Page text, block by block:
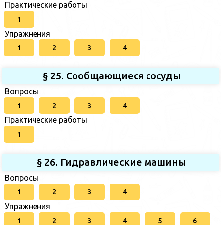
Практические работы
1
Упражнения
1 2 3 4
§ 25. Сообщающиеся сосуды
Вопросы
1 2 3 4
Практические работы
1
§ 26. Гидравлические машины
Вопросы
1 2 3 4
Упражнения
1 2 3 4 5 6